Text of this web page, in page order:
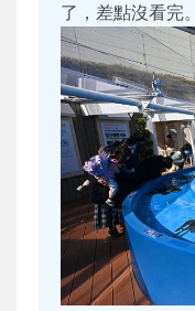
了，差點沒看完。